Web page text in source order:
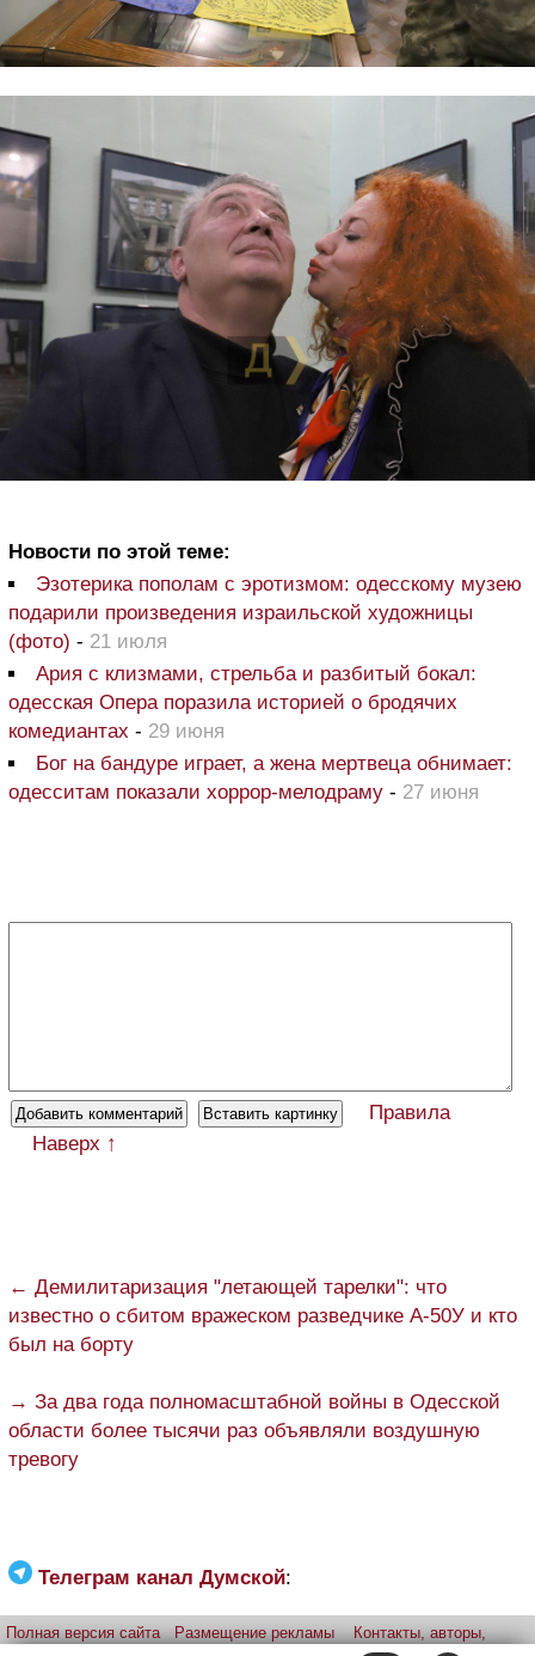
Новости по этой теме:
Эзотерика пополам с эротизмом: одесскому музею
подарили произведения израильской художницы
(фото) - 21 июля
Ария с клизмами, стрельба и разбитый бокал:
одесская Опера поразила историей о бродячих
комедиантах - 29 июня
Бог на бандуре играет, а жена мертвеца обнимает:
одесситам показали хоррор-мелодраму - 27 июня
Правила
Наверх ↑
← Демилитаризация "летающей тарелки": что
известно о сбитом вражеском разведчике А-50У и кто
был на борту
→ За два года полномасштабной войны в Одесской
области более тысячи раз объявляли воздушную
тревогу
Телеграм канал Думской:
Полная версия сайта Размещение рекламы
Контакты, авторы,